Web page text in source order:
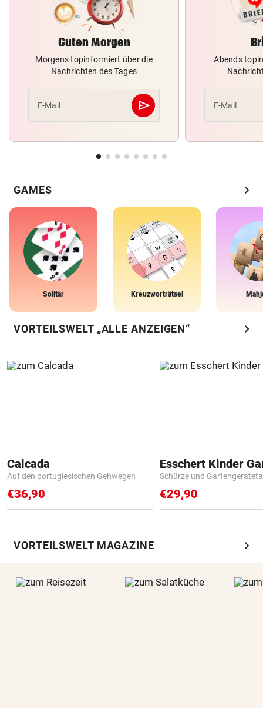
Guten Morgen
Morgens topinformiert über die
Nachrichten des Tages
E-Mail send
Abschicken
Abends
E-Mail
GAMES chevron_right
Solitär Kreuzworträtsel
VORTEILSWELT „ALLE ANZEIGEN“ chevron_right
Calcada
Auf den portugiesischen Gehwegen
€36,90
Schürze und
€29,90
VORTEILSWELT MAGAZINE chevron_right